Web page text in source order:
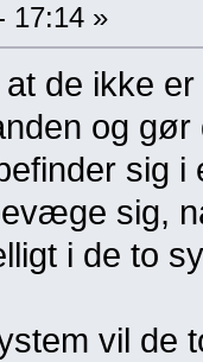
17:14 »
de ikke
og
sig
sig,
i de to
vil